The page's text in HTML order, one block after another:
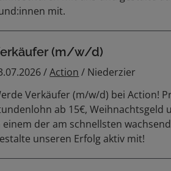
mit.
(m/w/d)
/Action / Niederzier
Verkäufer (m/w/d) bei Action!
ab 15€, Weihnachtsgeld
einem der am schnellsten
unseren Erfolg aktiv mit!